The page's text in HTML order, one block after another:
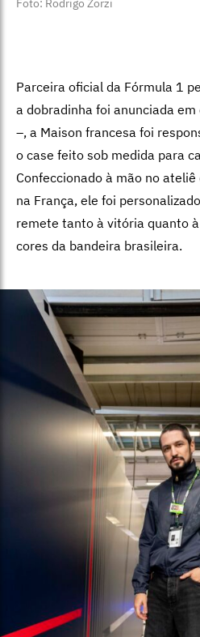
Foto: Rodrigo Zorzi
Parceira oficial da Fórmula 1
a dobradinha foi anunciada
–, a Maison francesa foi
o case feito sob medida para
Confeccionado à mão no
na França, ele foi
remete tanto à vitória quanto
cores da bandeira brasileira.